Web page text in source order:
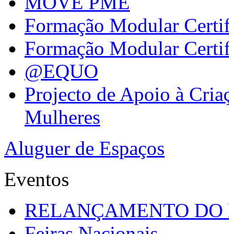
Formação Modular
Formação Modular
@EQUO
Projecto de Apoio à
Mulheres
Aluguer de Espaços
Eventos
RELANÇAMENTO DO